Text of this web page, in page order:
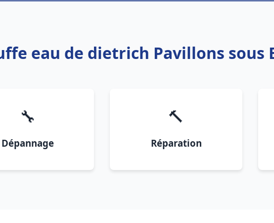
eau de dietrich Pavillons sous
🔧
Dépannage
🔨
Réparation